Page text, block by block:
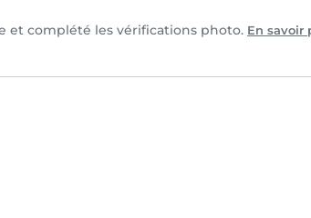
et complété les vérifications photo. En savoir